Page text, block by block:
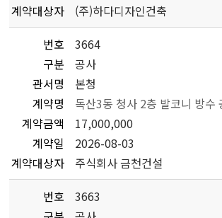
계약대상자
(주)하다디자인건축
번호
3664
구분
공사
관서명
본청
계약명
독산3동 청사 2층 발코니 방수
계약금액
17,000,000
계약일
2026-08-03
계약대상자
주식회사 금천건설
번호
3663